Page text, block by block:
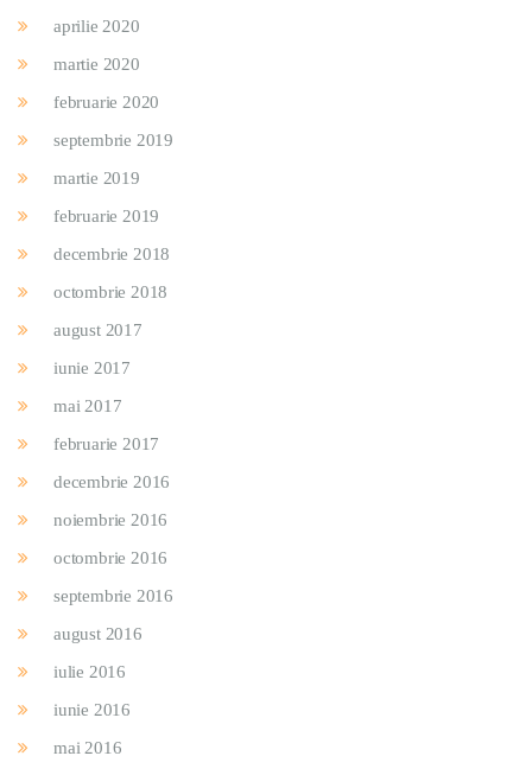
aprilie 2020
martie 2020
februarie 2020
septembrie 2019
martie 2019
februarie 2019
decembrie 2018
octombrie 2018
august 2017
iunie 2017
mai 2017
februarie 2017
decembrie 2016
noiembrie 2016
octombrie 2016
septembrie 2016
august 2016
iulie 2016
iunie 2016
mai 2016